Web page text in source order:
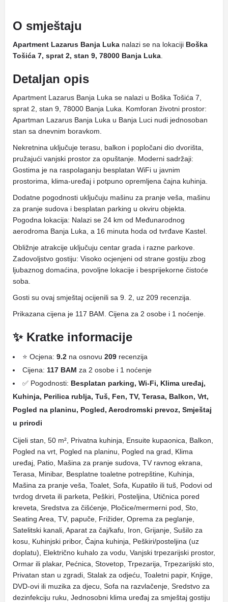
O smještaju
Apartment Lazarus Banja Luka nalazi se na lokaciji Boška
Tošića 7, sprat 2, stan 9, 78000 Banja Luka
Detaljan opis
Apartment Lazarus Banja Luka se nalazi u Boška Tošića 7,
sprat 2, stan 9, 78000 Banja Luka. Komforan životni prostor:
Apartman Lazarus Banja Luka u Banja Luci nudi jednosoban
stan sa dnevnim boravkom.
Nekretnina uključuje terasu, balkon i popločani dio dvorišta,
pružajući vanjski prostor za opuštanje. Moderni sadržaji:
Gostima je na raspolaganju besplatan WiFi u javnim
prostorima, klima-uređaj i potpuno opremljena čajna kuhinja.
Dodatne pogodnosti uključuju mašinu za pranje veša, mašinu
za pranje sudova i besplatan parking u okviru objekta.
Pogodna lokacija: Nalazi se 24 km od Međunarodnog
aerodroma Banja Luka, a 16 minuta hoda od tvrđave Kastel.
Obližnje atrakcije uključuju centar grada i razne parkove.
Zadovoljstvo gostiju: Visoko ocjenjeni od strane gostiju zbog
ljubaznog domaćina, povoljne lokacije i besprijekorne čistoće
soba.
Gosti su ovaj smještaj ocijenili sa 9. 2, uz 209 recenzija.
Prikazana cijena je 117 BAM. Cijena za 2 osobe i 1 noćenje.
✨ Kratke informacije
⭐ Ocjena: 9.2 na osnovu 209 recenzija
Cijena: 117 BAM za 2 osobe i 1 noćenje
✅ Pogodnosti: Besplatan parking, Wi-Fi, Klima uređaj,
Kuhinja, Perilica rublja, Tuš, Fen, TV, Terasa, Balkon, Vrt,
Pogled na planinu, Pogled, Aerodromski prevoz, Smještaj
u prirodi
Cijeli stan, 50 m², Privatna kuhinja, Ensuite kupaonica, Balkon,
Pogled na vrt, Pogled na planinu, Pogled na grad, Klima
uređaj, Patio, Mašina za pranje sudova, TV ravnog ekrana,
Terasa, Minibar, Besplatne toaletne potrepštine, Kuhinja,
Mašina za pranje veša, Toalet, Sofa, Kupatilo ili tuš, Podovi od
tvrdog drveta ili parketa, Peškiri, Posteljina, Utičnica pored
kreveta, Sredstva za čišćenje, Pločice/mermerni pod, Sto,
Seating Area, TV, papuče, Frižider, Oprema za peglanje,
Satelitski kanali, Aparat za čaj/kafu, Iron, Grijanje, Sušilo za
kosu, Kuhinjski pribor, Čajna kuhinja, Peškiri/posteljina (uz
doplatu), Električno kuhalo za vodu, Vanjski trpezarijski prostor,
Ormar ili plakar, Pećnica, Stovetop, Trpezarija, Trpezarijski sto,
Privatan stan u zgradi, Stalak za odjeću, Toaletni papir, Knjige,
DVD-ovi ili muzika za djecu, Sofa na razvlačenje, Sredstvo za
dezinfekciju ruku, Jednosobni klima uređaj za smještaj gostiju